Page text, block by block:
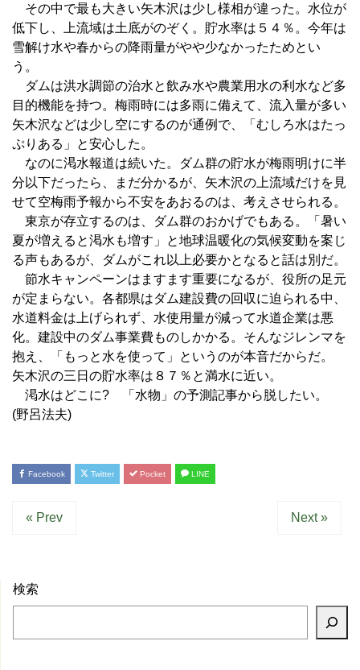
その中で最も大きい矢木沢は少し様相が違った。水位が
低下し、上流域は土底がのぞく。貯水率は５４％。今年は
雪解け水や春からの降雨量がやや少なかったためとい
う。
ダムは洪水調節の治水と飲み水や農業用水の利水など多
目的機能を持つ。梅雨時には多雨に備えて、流入量が多い
矢木沢などは少し空にするのが通例で、「むしろ水はたっ
ぷりある」と安心した。
なのに渇水報道は続いた。ダム群の貯水が梅雨明けに半
分以下だったら、まだ分かるが、矢木沢の上流域だけを見
せて空梅雨予報から不安をあおるのは、考えさせられる。
東京が存立するのは、ダム群のおかげでもある。「暑い
夏が増えると渇水も増す」と地球温暖化の気候変動を案じ
る声もあるが、ダムがこれ以上必要かとなると話は別だ。
節水キャンペーンはますます重要になるが、役所の足元
が定まらない。各都県はダム建設費の回収に迫られる中、
水道料金は上げられず、水使用量が減って水道企業は悪
化。建設中のダム事業費ものしかかる。そんなジレンマを
抱え、「もっと水を使って」というのが本音だからだ。
矢木沢の三日の貯水率は８７％と満水に近い。
渇水はどこに? 「水物」の予測記事から脱したい。
(野呂法夫)
Facebook Twitter Pocket LINE
« Prev Next »
検索